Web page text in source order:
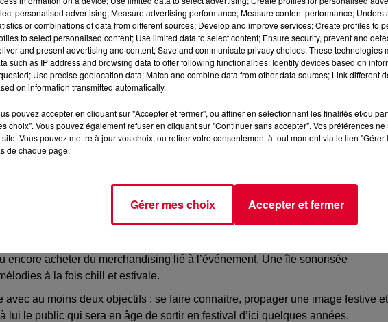
la collaboration «Radio Icônes» qui regroupe 18 artistes à l’affiche
ludique, il sera possible de rebondir sur des tremplins sur l'îleCoachella, y
qu’il est un hub pour parler au public, on se souvient des concerts donnés
univers virtuel, son univers, son savoir-faire.Un espace entre mer et
à toutes sortes d’activités comme des concours de danse, visionner des
encore acheter du merchandising lié à l’événement. Une île sonorisée
à la fois chill
et estivale.
avec au moins deux objectifs : se faire connaitre, propager une image festive et
lui le public qui sera en âge de sortir en festival d’ici quelques années.
personalised advertising; Measure advertising performance; Measure content performance;
or combinations of data from different sources; Develop and improve services; Create profiles to
to select personalised content; Use limited data to select content; Ensure security, prevent and
and present advertising and content; Save and communicate privacy choices. These technologies
such as IP address and browsing data to offer following functionalities: Identify devices based on
Use precise geolocation data; Match and combine data from other data sources; Link different
on information transmitted automatically.
pouvez accepter en cliquant sur "Accepter et fermer", ou affiner en sélectionnant les finalités et/ou
choix". Vous pouvez également refuser en cliquant sur "Continuer sans accepter". Vos préférences
site. Vous pouvez mettre à jour vos choix, ou retirer votre consentement à tout moment via le lien
de chaque page.
Gérer mes choix Accepter et fermer